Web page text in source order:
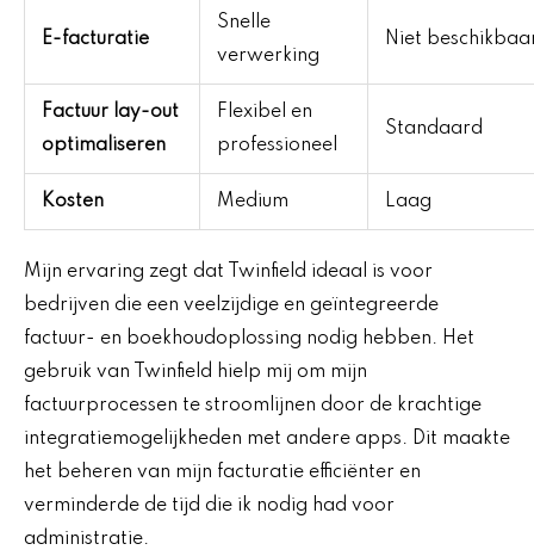
E-facturatie
Snelle
verwerking
Niet
Factuur lay-out
optimaliseren
Flexibel en
professioneel
Standaard
Kosten Medium Laag
Mijn ervaring zegt dat Twinfield ideaal is voor
bedrijven die een veelzijdige en geïntegreerde
factuur- en boekhoudoplossing nodig hebben. Het
gebruik van Twinfield hielp mij om mijn
factuurprocessen te stroomlijnen door de krachtige
integratiemogelijkheden met andere apps. Dit maakte
het beheren van mijn facturatie efficiënter en
verminderde de tijd die ik nodig had voor
administratie.